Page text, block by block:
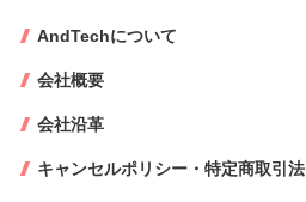
AndTechについて
会社概要
会社沿革
キャンセルポリシー・特定商取引法